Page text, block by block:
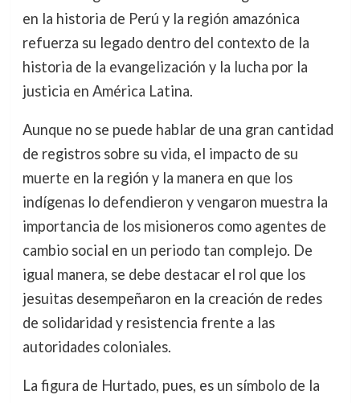
en la historia de Perú y la región amazónica
refuerza su legado dentro del contexto de la
historia de la evangelización y la lucha por la
justicia en América Latina.
Aunque no se puede hablar de una gran cantidad
de registros sobre su vida, el impacto de su
muerte en la región y la manera en que los
indígenas lo defendieron y vengaron muestra la
importancia de los misioneros como agentes de
cambio social en un periodo tan complejo. De
igual manera, se debe destacar el rol que los
jesuitas desempeñaron en la creación de redes
de solidaridad y resistencia frente a las
autoridades coloniales.
La figura de Hurtado, pues, es un símbolo de la